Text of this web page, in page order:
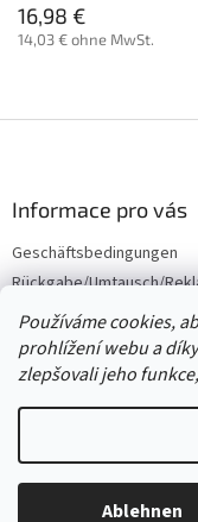
Používáme cookies,
prohlížení webu a
zlepšovali jeho
Ablehnen
16,98 €
14,03 € ohne MwSt.
l
Informace pro vás
Geschäftsbedingungen
Rückgabe/Umtausch/
Großhandel
Copyright 2026